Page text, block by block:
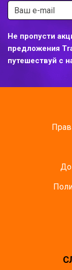
Не пропусти
предложения
путешествуй с